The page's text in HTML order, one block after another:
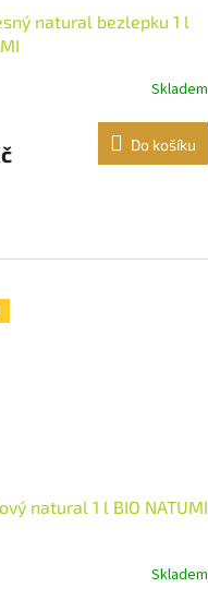
natural bezlepku 1 l
Skladem
Do košíku
natural 1 l BIO NATUMI
Skladem